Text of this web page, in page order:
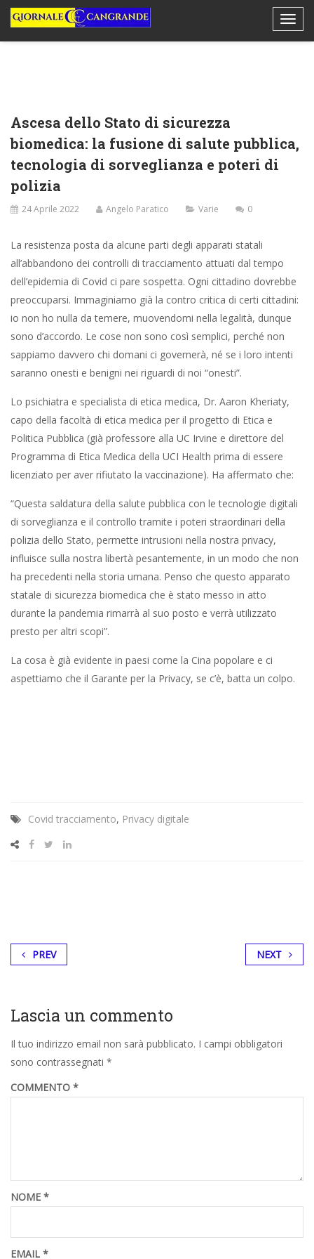
Ascesa dello Stato di sicurezza
biomedica: la fusione di salute pubblica,
tecnologia di sorveglianza e poteri di
polizia
24 Aprile 2022 Angelo Paratico Varie 0
La resistenza posta da alcune parti degli apparati statali
all’abbandono dei controlli di tracciamento attuati dal tempo
dell’epidemia di Covid ci pare sospetta. Ogni cittadino dovrebbe
preoccuparsi. Immaginiamo già la contro critica di certi cittadini:
io non ho nulla da temere, muovendomi nella legalità, dunque
sono d’accordo. Le cose non sono così semplici, perché non
sappiamo davvero chi domani ci governerà, né se i loro intenti
saranno onesti e benigni nei riguardi di noi “onesti”.
Lo psichiatra e specialista di etica medica, Dr. Aaron Kheriaty,
capo della facoltà di etica medica per il progetto di Etica e
Politica Pubblica (già professore alla UC Irvine e direttore del
Programma di Etica Medica della UCI Health prima di essere
licenziato per aver rifiutato la vaccinazione). Ha affermato che:
“Questa saldatura della salute pubblica con le tecnologie digitali
di sorveglianza e il controllo tramite i poteri straordinari della
polizia dello Stato, permette intrusioni nella nostra privacy,
influisce sulla nostra libertà pesantemente, in un modo che non
ha precedenti nella storia umana. Penso che questo apparato
statale di sicurezza biomedica che è stato messo in atto
durante la pandemia rimarrà al suo posto e verrà utilizzato
presto per altri scopi”.
La cosa è già evidente in paesi come la Cina popolare e ci
aspettiamo che il Garante per la Privacy, se c’è, batta un colpo.
Covid tracciamento, Privacy digitale
PREV NEXT
Lascia un commento
Il tuo indirizzo email non sarà pubblicato. I campi obbligatori
sono contrassegnati *
COMMENTO *
NOME *
EMAIL *